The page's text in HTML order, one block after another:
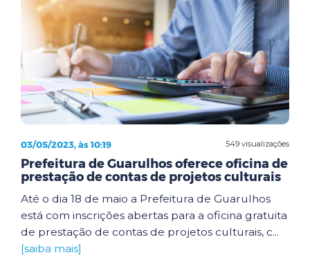
549 visualizações
03/05/2023, às 10:19
Prefeitura de Guarulhos oferece oficina de
prestação de contas de projetos culturais
Até o dia 18 de maio a Prefeitura de Guarulhos
está com inscrições abertas para a oficina gratuita
de prestação de contas de projetos culturais, c...
[saiba mais]